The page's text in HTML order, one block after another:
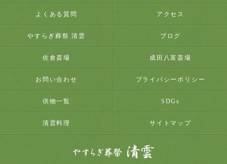
よくある質問 アクセス
やすらぎ葬祭 清雲 ブログ
佐倉斎場 成田八富斎場
お問い合わせ プライバシーポリシー
供物一覧 SDGs
清雲料理 サイトマップ